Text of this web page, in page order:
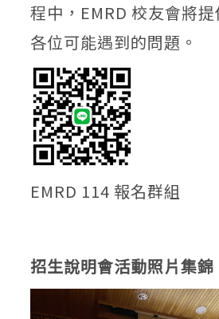
程中，EMRD 校友會將
各位可能遇到的問題。
EMRD 114 報名群組
招生說明會活動照片集錦